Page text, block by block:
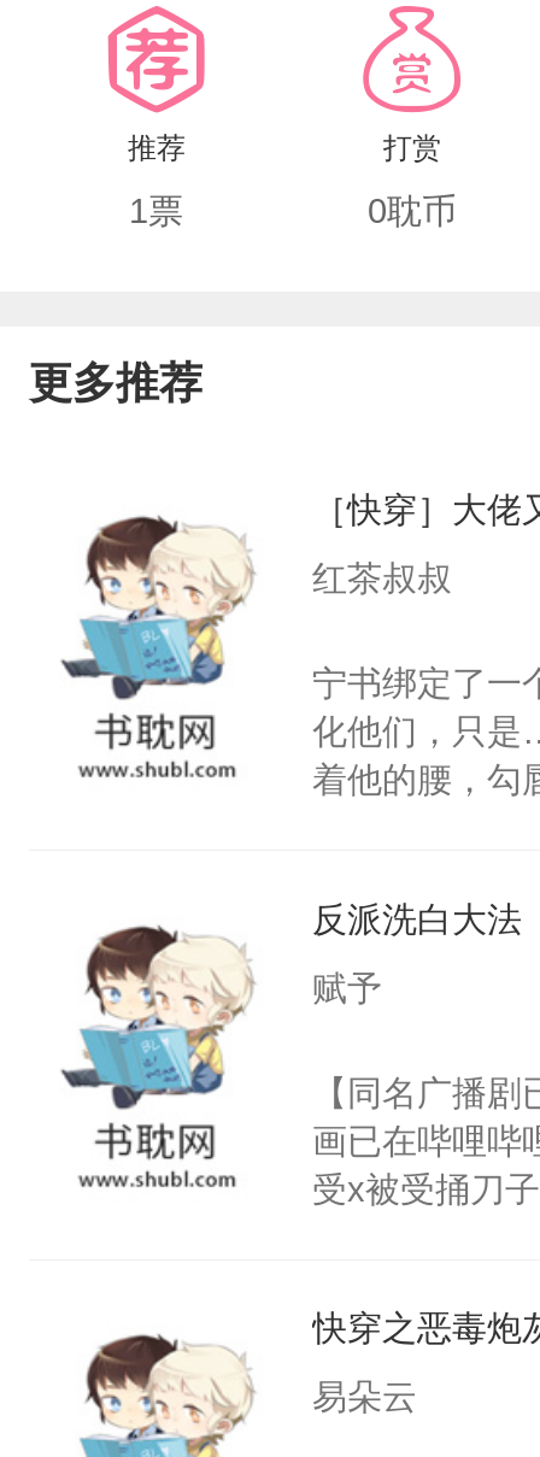
推荐
1票
打赏
0耽币
更多推荐
［快穿］大
红茶叔叔
宁书绑定了一
化他们，只是
着他的腰，勾
来，给老公亲
用力——为你
反派洗白大法
赋予
【同名广播
画已在哔哩哔
受x被受捅刀
病，一个个的
上了还是无动
快穿之恶毒炮
易朵云